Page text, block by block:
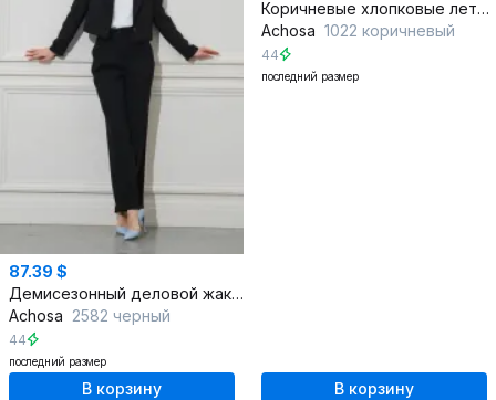
87.39 $
Демисезонный деловой жакет на каждый день черный текстиль
Achosa 2582 черный
44
последний размер
В корзину
Коричневые хлопковые летние брюки для ежедневных прогулок
Achosa 1022 коричневый
44
последний размер
В корзину